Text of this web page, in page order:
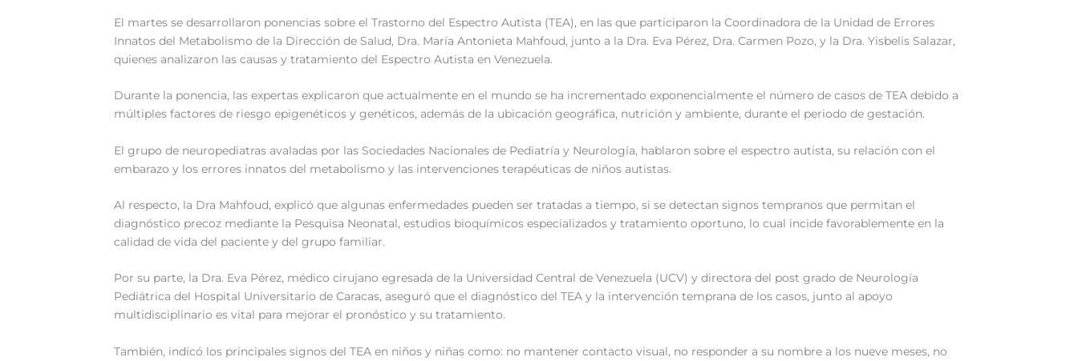
El martes se desarrollaron ponencias sobre el Trastorno del Espectro Autista (TEA), en las que participaron la Coordinadora de la Unidad de Errores
Innatos del Metabolismo de la Dirección de Salud, Dra. María Antonieta Mahfoud, junto a la Dra. Eva Pérez, Dra. Carmen Pozo, y la Dra. Yisbelis Salazar,
quienes analizaron las causas y tratamiento del Espectro Autista en Venezuela.
Durante la ponencia, las expertas explicaron que actualmente en el mundo se ha incrementado exponencialmente el número de casos de TEA debido a
múltiples factores de riesgo epigenéticos y genéticos, además de la ubicación geográfica, nutrición y ambiente, durante el periodo de gestación.
El grupo de neuropediatras avaladas por las Sociedades Nacionales de Pediatría y Neurología, hablaron sobre el espectro autista, su relación con el
embarazo y los errores innatos del metabolismo y las intervenciones terapéuticas de niños autistas.
Al respecto, la Dra Mahfoud, explicó que algunas enfermedades pueden ser tratadas a tiempo, si se detectan signos tempranos que permitan el
diagnóstico precoz mediante la Pesquisa Neonatal, estudios bioquímicos especializados y tratamiento oportuno, lo cual incide favorablemente en la
calidad de vida del paciente y del grupo familiar.
Por su parte, la Dra. Eva Pérez, médico cirujano egresada de la Universidad Central de Venezuela (UCV) y directora del post grado de Neurología
Pediátrica del Hospital Universitario de Caracas, aseguró que el diagnóstico del TEA y la intervención temprana de los casos, junto al apoyo
multidisciplinario es vital para mejorar el pronóstico y su tratamiento.
También, indicó los principales signos del TEA en niños y niñas como: no mantener contacto visual, no responder a su nombre a los nueve meses, no